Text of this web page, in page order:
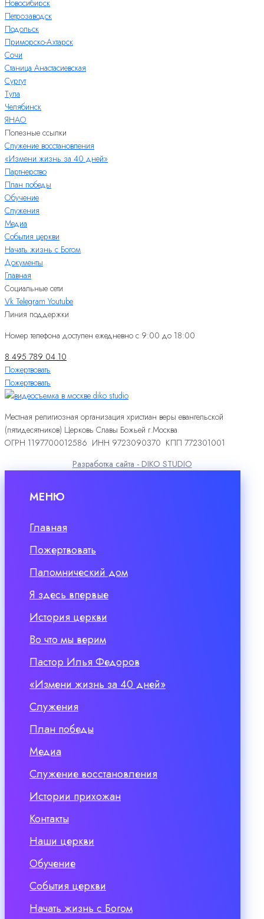
Новосибирск
Петрозаводск
Подольск
Приморско-Ахтарск
Сочи
Станица Анастасиевская
Сургут
Тула
Челябинск
ЯНАО
Полезные ссылки
Служение восстановления
«Измени жизнь за 40 дней»
Партнерство
План победы
Обучение
Служения
Медиа
События церкви
Начать жизнь с Богом
Документы
Главная
Социальные сети
Vk Telegram Youtube
Линия поддержки
Номер телефона доступен ежедневно с 9:00 до 18:00
8 495 789 04 10
Пожертвовать
Пожертвовать
Местная религиозная организация христиан веры евангельской
(пятидесятников) Церковь Славы Божьей г.Москва
ОГРН 1197700012586 ИНН 9723090370 КПП 772301001
Разработка сайта - DIKO STUDIO
МЕНЮ
Главная
Пожертвовать
Паломнический дом
Я здесь впервые
История церкви
Во что мы верим
Пастор Илья Федоров
«Измени жизнь за 40 дней»
Служения
План победы
Медиа
Служение восстановления
Истории прихожан
Контакты
Наши церкви
Обучение
События церкви
Начать жизнь с Богом